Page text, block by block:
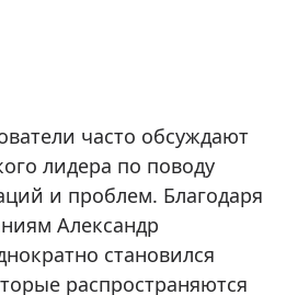
часто обсуждают
лидера по поводу
и проблем. Благодаря
Александр
становился
распространяются